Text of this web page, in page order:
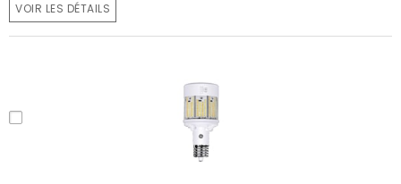
VOIR LES DÉTAILS